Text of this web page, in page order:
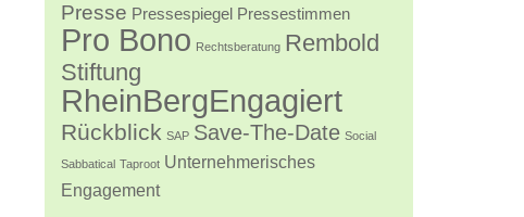
Presse Pressespiegel Pressestimmen
Pro Bono Rechtsberatung Rembold
Stiftung
RheinBergEngagiert
Rückblick SAP Save-The-Date Social
Sabbatical Taproot Unternehmerisches
Engagement